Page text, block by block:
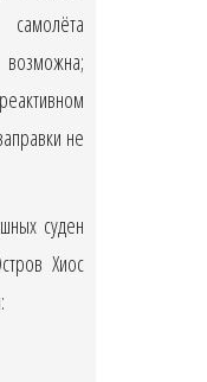
возможна;
не
суден
Хиос